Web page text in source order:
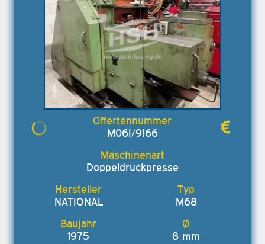
M06I/9166
Doppeldruckpresse
NATIONAL M68
1975 8 mm